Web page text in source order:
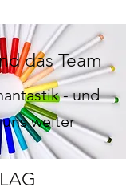
das Team
- und
weiter